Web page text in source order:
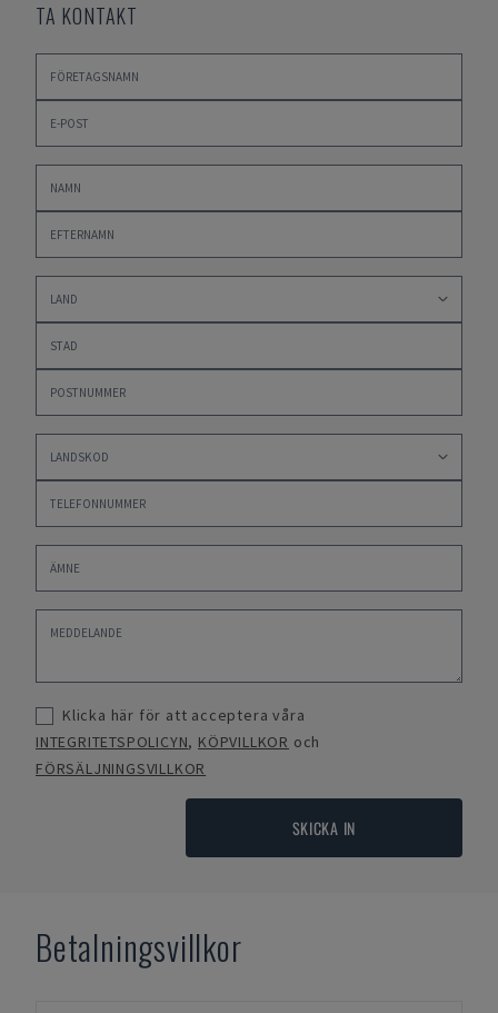
TA KONTAKT
Klicka här för att acceptera våra
INTEGRITETSPOLICYN, KÖPVILLKOR och
FÖRSÄLJNINGSVILLKOR
SKICKA IN
Betalningsvillkor